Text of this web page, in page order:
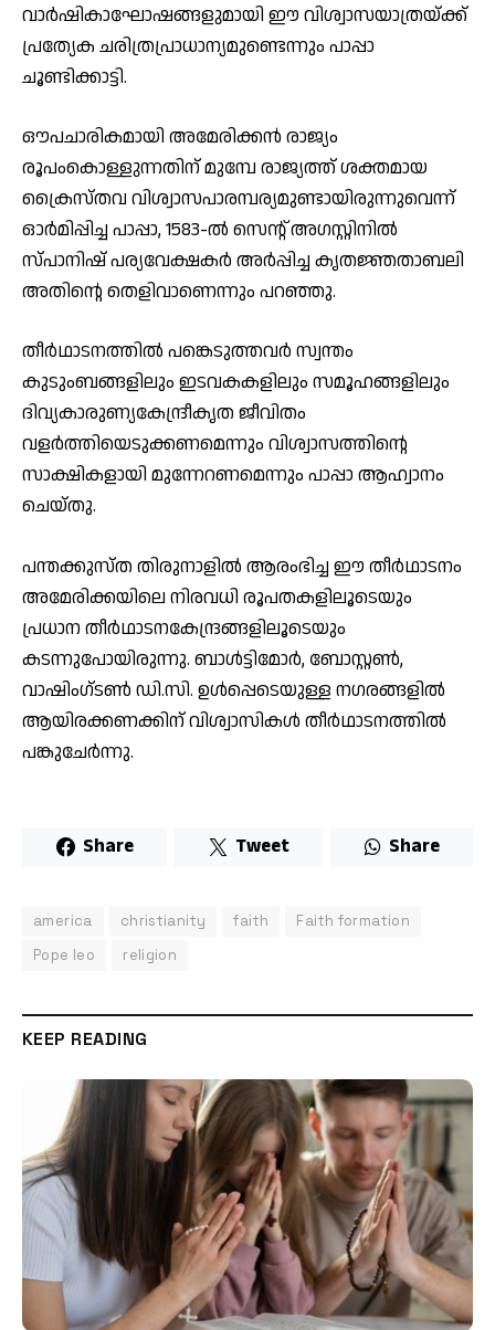
വാർഷികാഘോഷങ്ങളുമായി ഈ വിശ്വാസയാത്രയ്ക്ക്
പ്രത്യേക ചരിത്രപ്രാധാന്യമുണ്ടെന്നും പാപ്പാ
ചൂണ്ടിക്കാട്ടി.
ഔപചാരികമായി അമേരിക്കൻ രാജ്യം
രൂപംകൊള്ളുന്നതിന് മുമ്പേ രാജ്യത്ത് ശക്തമായ
ക്രൈസ്തവ വിശ്വാസപാരമ്പര്യമുണ്ടായിരുന്നുവെന്ന്
ഓർമിപ്പിച്ച പാപ്പാ, 1583-ൽ സെന്റ് അഗസ്റ്റിനിൽ
സ്പാനിഷ് പര്യവേക്ഷകർ അർപ്പിച്ച കൃതജ്ഞതാബലി
അതിന്റെ തെളിവാണെന്നും പറഞ്ഞു.
തീർഥാടനത്തിൽ പങ്കെടുത്തവർ സ്വന്തം
കുടുംബങ്ങളിലും ഇടവകകളിലും സമൂഹങ്ങളിലും
ദിവ്യകാരുണ്യകേന്ദ്രീകൃത ജീവിതം
വളർത്തിയെടുക്കണമെന്നും വിശ്വാസത്തിന്റെ
സാക്ഷികളായി മുന്നേറണമെന്നും പാപ്പാ ആഹ്വാനം
ചെയ്തു.
പന്തക്കുസ്ത തിരുനാളിൽ ആരംഭിച്ച ഈ തീർഥാടനം
അമേരിക്കയിലെ നിരവധി രൂപതകളിലൂടെയും
പ്രധാന തീർഥാടനകേന്ദ്രങ്ങളിലൂടെയും
കടന്നുപോയിരുന്നു. ബാൾട്ടിമോർ, ബോസ്റ്റൺ,
വാഷിംഗ്ടൺ ഡി.സി. ഉൾപ്പെടെയുള്ള നഗരങ്ങളിൽ
ആയിരക്കണക്കിന് വിശ്വാസികൾ തീർഥാടനത്തിൽ
പങ്കുചേർന്നു.
Share Tweet Share
america christianity faith
Faith formation
Pope leo
religion
KEEP READING